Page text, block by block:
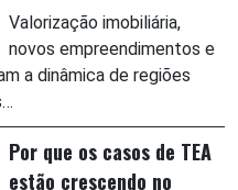
Valorização imobiliária,
novos empreendimentos e
a dinâmica de regiões
Por que os casos de TEA
estão crescendo no